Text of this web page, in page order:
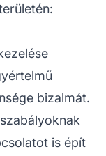
bizalmát.
is épít